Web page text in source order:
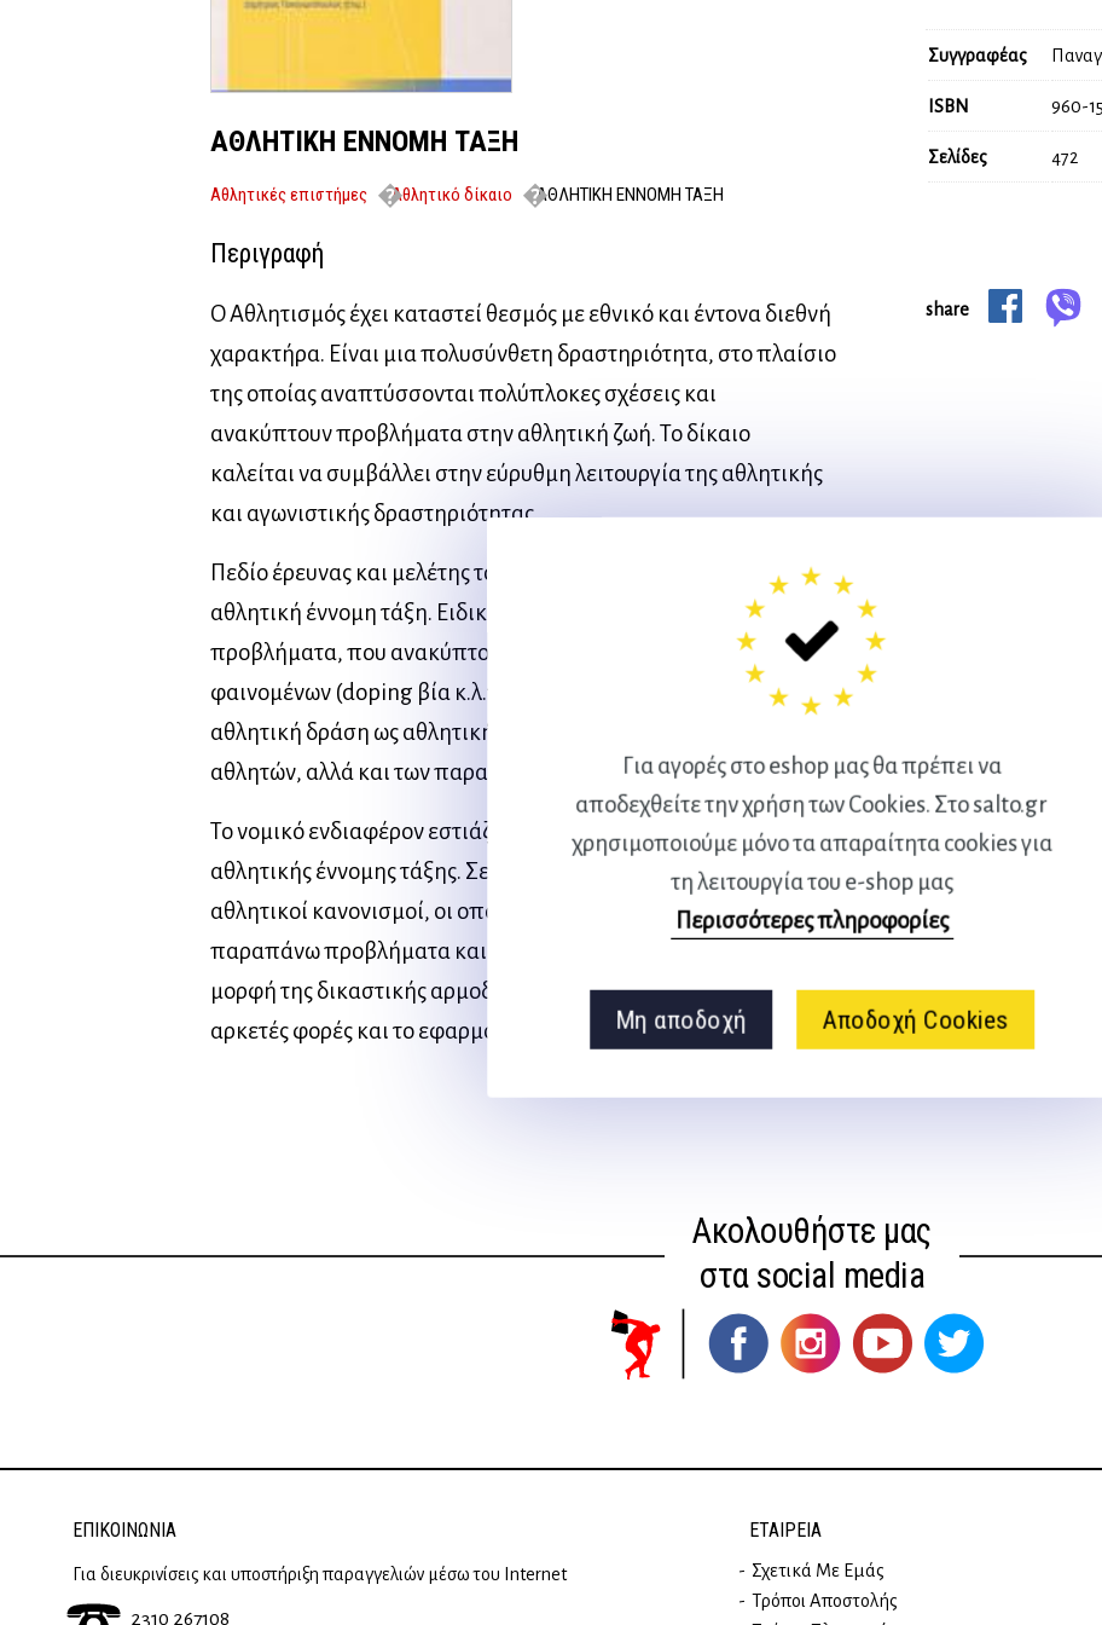
Για αγορές στο eshop μας θα πρέπει να
αποδεχθείτε την χρήση των Cookies. Στο salto.gr
χρησιμοποιούμε μόνο τα απαραίτητα cookies για
τη λειτουργία του e-shop μας
Περισσότερες πληροφορίες
Μη αποδοχή Αποδοχή Cookies
Συγγραφέας
ISBN 960-
Σελίδες 472
share
ΑΘΛΗΤΙΚΗ ΕΝΝΟΜΗ ΤΑΞΗ
Αθλητικές επιστήμες Αθλητικό δίκαιο ΑΘΛΗΤΙΚΗ ΕΝΝΟΜΗ ΤΑΞΗ
Περιγραφή
Ο Αθλητισμός έχει καταστεί θεσμός με εθνικό και έντονα διεθνή
χαρακτήρα. Είναι μια πολυσύνθετη δραστηριότητα, στο πλαίσιο
της οποίας αναπτύσσονται πολύπλοκες σχέσεις και
ανακύπτουν προβλήματα στην αθλητική ζωή. Το δίκαιο
καλείται να συμβάλλει στην εύρυθμη λειτουργία της αθλητικής
και αγωνιστικής δραστηριότητας.
Πεδίο έρευνας και μελέτης του Αθλητικού Δικαίου είναι η
αθλητική έννομη τάξη. Ειδικά στο πλαίσιο αυτής τα
προβλήματα, που ανακύπτουν λόγω των αρνητικών
φαινομένων (doping βία κ.λ.π), σχετίζονται με την ηθική στην
αθλητική δράση ως αθλητική δεοντολογία προπονητών,
αθλητών, αλλά και των παραγόντων της αθλητικής ζωής.
Το νομικό ενδιαφέρον εστιάζεται στον προσδιορισμό της
αθλητικής έννομης τάξης. Σε αυτή συμπεριλαμβάνονται και οι
αθλητικοί κανονισμοί, οι οποίοι ρυθμίζουν πολλά από τα
παραπάνω προβλήματα και σε σημαντικό βαθμό καθορίζουν τη
μορφή της δικαστικής αρμοδιότητας, ενώ υποδεικνύουν
αρκετές φορές και το εφαρμοστέο δίκαιο.
Ακολουθήστε μας
στα social media
ΕΠΙΚΟΙΝΩΝΊΑ
Για διευκρινίσεις και υποστήριξη παραγγελιών μέσω του Internet
2310 267108
ΕΤΑΙΡΕΊΑ
Σχετικά Με Εμάς
Τρόποι Αποστολής